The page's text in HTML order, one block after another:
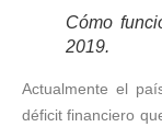
Cómo
2019.
Actualmente el
déficit financiero